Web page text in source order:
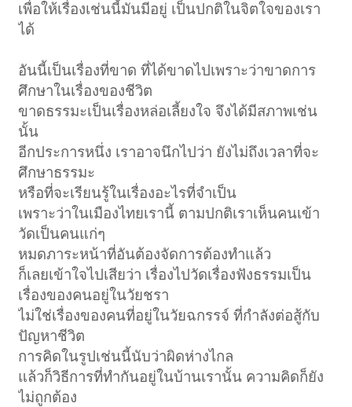
เพื่อให้เรื่องเช่นนี้มันมีอยู่ เป็นปกติในจิตใจของเรา
ได้
อันนี้เป็นเรื่องที่ขาด ที่ได้ขาดไปเพราะว่าขาดการ
ศึกษาในเรื่องของชีวิต
ขาดธรรมะเป็นเรื่องหล่อเลี้ยงใจ จึงได้มีสภาพเช่น
นั้น
อีกประการหนึ่ง เราอาจนึกไปว่า ยังไม่ถึงเวลาที่จะ
ศึกษาธรรมะ
หรือที่จะเรียนรู้ในเรื่องอะไรที่จำเป็น
เพราะว่าในเมืองไทยเรานี้ ตามปกติเราเห็นคนเข้า
วัดเป็นคนแก่ๆ
หมดภาระหน้าที่อันต้องจัดการต้องทำแล้ว
ก็เลยเข้าใจไปเสียว่า เรื่องไปวัดเรื่องฟังธรรมเป็น
เรื่องของคนอยู่ในวัยชรา
ไม่ใช่เรื่องของคนที่อยู่ในวัยฉกรรจ์ ที่กำลังต่อสู้กับ
ปัญหาชีวิต
การคิดในรูปเช่นนี้นับว่าผิดห่างไกล
แล้วก็วิธีการที่ทำกันอยู่ในบ้านเรานั้น ความคิดก็ยัง
ไม่ถูกต้อง